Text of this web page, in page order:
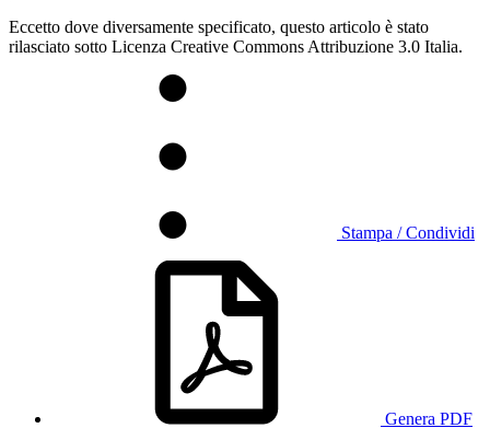
Eccetto dove diversamente specificato, questo articolo è stato
rilasciato sotto Licenza Creative Commons Attribuzione 3.0 Italia.
Stampa / Condividi
Genera PDF